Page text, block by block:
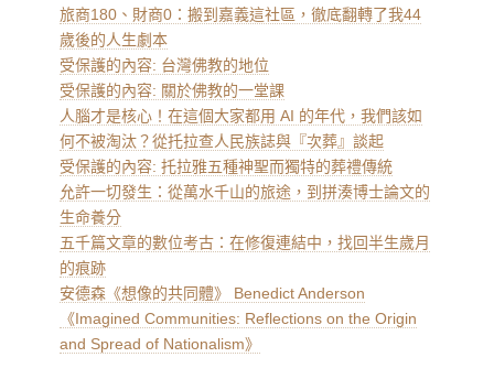
旅商180、財商0：搬到嘉義這社區，徹底翻轉了我44
歲後的人生劇本
受保護的內容: 台灣佛教的地位
受保護的內容: 關於佛教的一堂課
人腦才是核心！在這個大家都用 AI 的年代，我們該如
何不被淘汰？從托拉查人民族誌與『次葬』談起
受保護的內容: 托拉雅五種神聖而獨特的葬禮傳統
允許一切發生：從萬水千山的旅途，到拼湊博士論文的
生命養分
五千篇文章的數位考古：在修復連結中，找回半生歲月
的痕跡
安德森《想像的共同體》 Benedict Anderson
《Imagined Communities: Reflections on the Origin
and Spread of Nationalism》